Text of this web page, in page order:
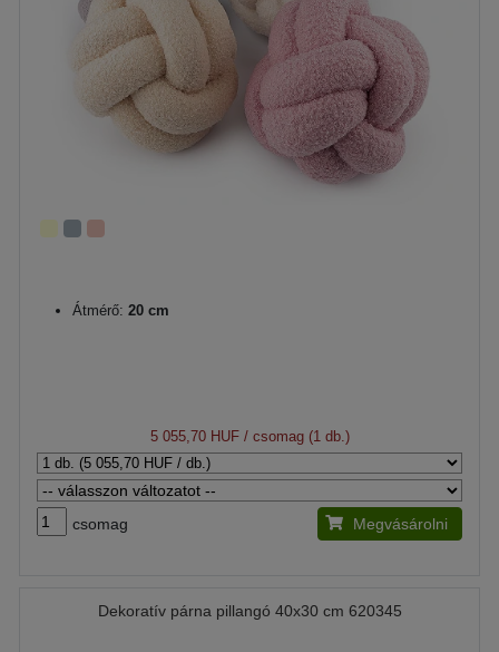
Átmérő: 20 cm
5 055,70 HUF/ csomag (1 db.)
csomag Megvásárolni
Dekoratív párna pillangó 40x30 cm 620345